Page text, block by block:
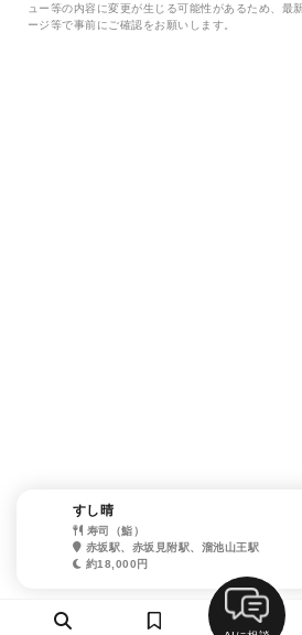
ュー等の内容に変更が生じる可能性があるため、最
ージ等で事前にご確認をお願いします。
すし晴
寿司（鮨）
赤坂駅、赤坂見附駅、溜池山王駅
約18,000円